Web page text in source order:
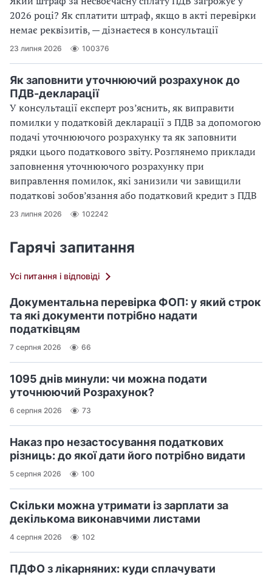
2026 році? Як сплатити штраф, якщо в акті перевірки
немає реквізитів, — дізнаєтеся в консультації
23 липня 2026 100376
Як заповнити уточнюючий розрахунок до
ПДВ-декларації
У консультації експерт роз’яснить, як виправити
помилки у податковій декларації з ПДВ за допомогою
подачі уточнюючого розрахунку та як заповнити
рядки цього податкового звіту. Розглянемо приклади
заповнення уточнюючого розрахунку при
виправлення помилок, які занизили чи завищили
податкові зобов’язання або податковий кредит з ПДВ
23 липня 2026 102242
Гарячі запитання
Усі питання і відповіді
Документальна перевірка ФОП: у який строк
та які документи потрібно надати
податківцям
7 серпня 2026 66
1095 днів минули: чи можна подати
уточнюючий Розрахунок?
6 серпня 2026 73
Наказ про незастосування податкових
різниць: до якої дати його потрібно видати
5 серпня 2026 100
Скільки можна утримати із зарплати за
декількома виконавчими листами
4 серпня 2026 102
ПДФО з лікарняних: куди сплачувати